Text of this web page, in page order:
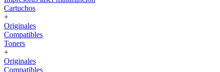
Cartuchos
+
Originales
Compatibles
Toners
+
Originales
Compatibles